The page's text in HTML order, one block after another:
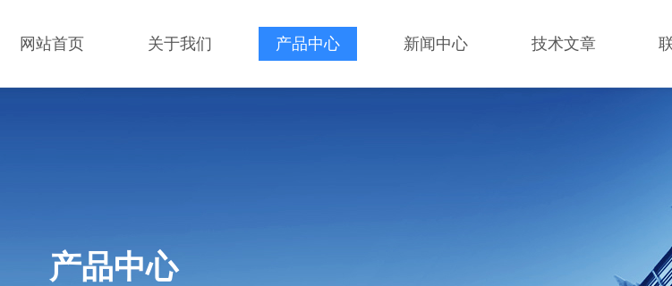
网站首页 关于我们 产品中心 新闻中心 技术文章
产品中心